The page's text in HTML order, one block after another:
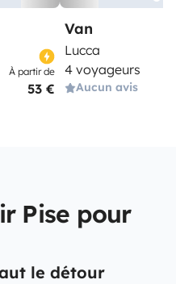
À partir de
53 €
Van
Lucca
4 voyageurs
Aucun avis
Pise pour
le détour